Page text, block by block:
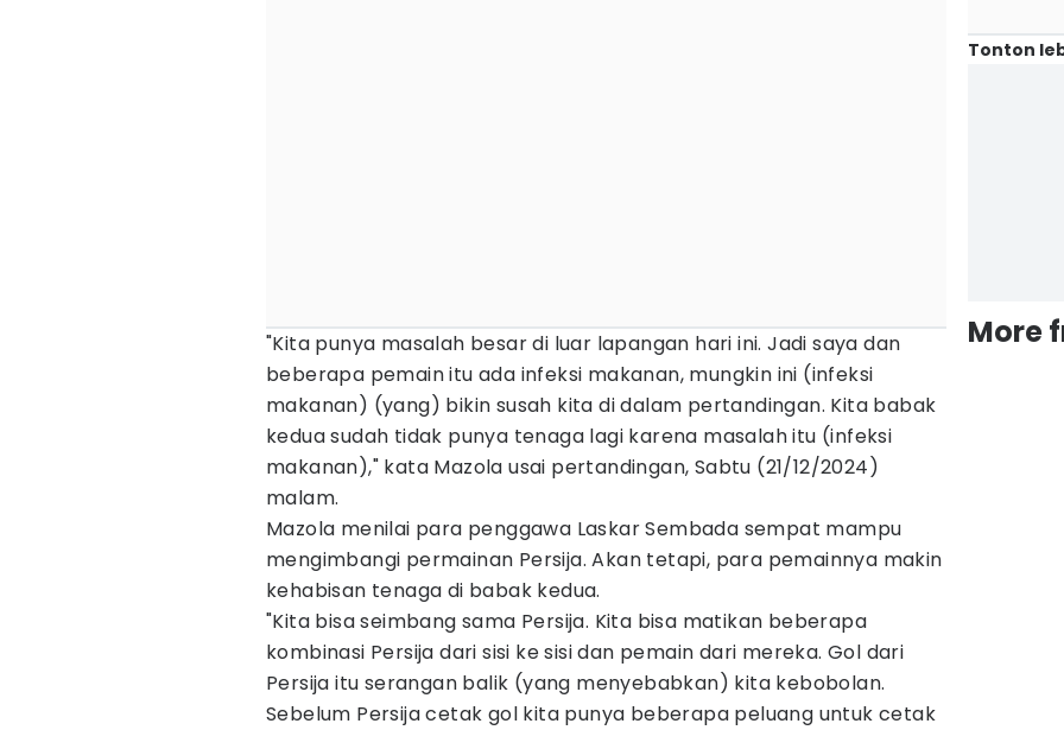
"Kita punya masalah besar di luar lapangan hari ini. Jadi saya dan
beberapa pemain itu ada infeksi makanan, mungkin ini (infeksi
makanan) (yang) bikin susah kita di dalam pertandingan. Kita babak
kedua sudah tidak punya tenaga lagi karena masalah itu (infeksi
makanan)," kata Mazola usai pertandingan, Sabtu (21/12/2024)
malam.
Mazola menilai para penggawa Laskar Sembada sempat mampu
mengimbangi permainan Persija. Akan tetapi, para pemainnya makin
kehabisan tenaga di babak kedua.
"Kita bisa seimbang sama Persija. Kita bisa matikan beberapa
kombinasi Persija dari sisi ke sisi dan pemain dari mereka. Gol dari
Persija itu serangan balik (yang menyebabkan) kita kebobolan.
Sebelum Persija cetak gol kita punya beberapa peluang untuk cetak
Tonton
More